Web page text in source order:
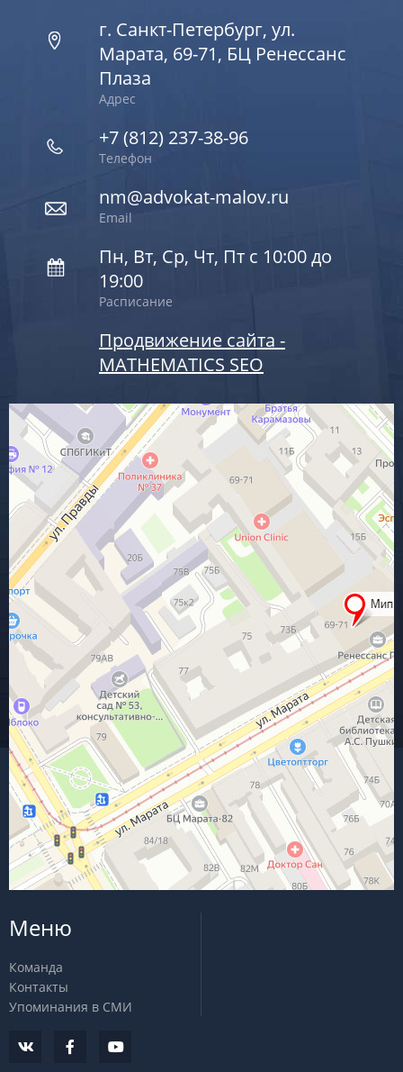
г. Санкт-Петербург, ул.
Марата, 69-71, БЦ Ренессанс
Плаза
Адрес
+7 (812) 237-38-96
Телефон
nm@advokat-malov.ru
Email
Пн, Вт, Ср, Чт, Пт с 10:00 до
19:00
Расписание
Продвижение сайта -
MATHEMATICS SEO
Меню
Команда
Контакты
Упоминания в СМИ